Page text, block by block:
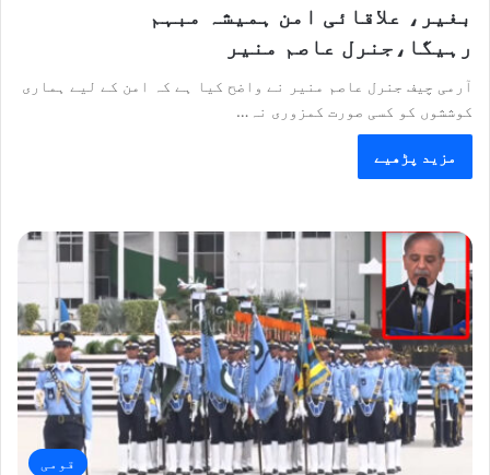
بغیر، علاقائی امن ہمیشہ مبہم
رہیگا،جنرل عاصم منیر
آرمی چیف جنرل عاصم منیر نے واضح کیا ہے کہ امن کے لیے ہماری
کوششوں کو کسی صورت کمزوری نہ…
مزید پڑھیے
قومی